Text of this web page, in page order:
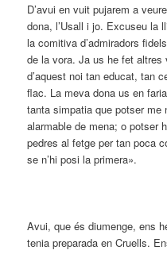
D’avui en vuit pujarem a
dona, l’Usall i jo. Excuseu la
la comitiva d’admiradors
de la vora. Ja us he fet
d’aquest noi tan educat, tan
flac. La meva dona us en
tanta simpatia que potser me
alarmable de mena; o potser
pedres al fetge per tan poca
se n’hi posi la primera».
Avui, que és diumenge, ens
tenia preparada en Cruells.